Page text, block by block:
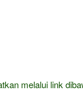
melalui link